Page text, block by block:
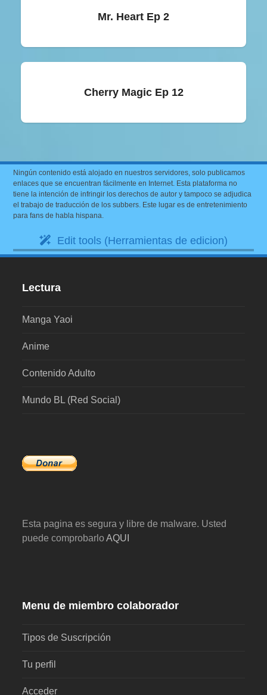
Mr. Heart Ep 2
Cherry Magic Ep 12
Ningún contenido está alojado en nuestros servidores, solo publicamos
enlaces que se encuentran fácilmente en Internet. Esta plataforma no
tiene la intención de infringir los derechos de autor y tampoco se adjudica
el trabajo de traducción de los subbers. Este lugar es de entretenimiento
para fans de habla hispana.
Edit tools (Herramientas de edicion)
Lectura
Manga Yaoi
Anime
Contenido Adulto
Mundo BL (Red Social)
Esta pagina es segura y libre de malware. Usted
puede comprobarloAQUI
Menu de miembro colaborador
Tipos de Suscripción
Tu perfil
Acceder